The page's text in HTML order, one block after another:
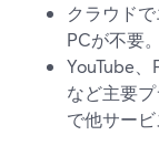
クラウド
PCが不要。
YouTube
など主要
で他サー